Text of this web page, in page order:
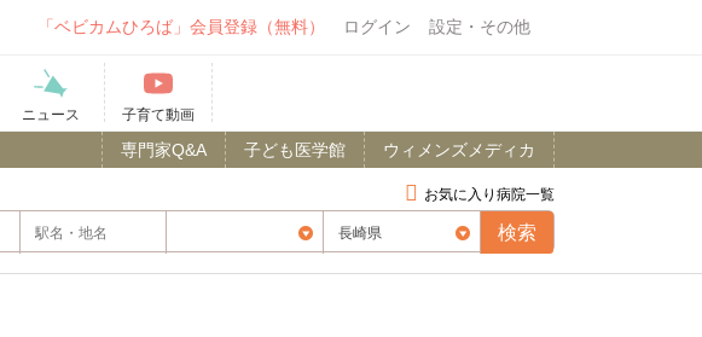
「ベビカムひろば」会員登録（無料） ログイン 設定・その他
ニュース 子育て動画
ウィメンズメディカ
子ども医学館
専門家Q&A
お気に入り病院一覧